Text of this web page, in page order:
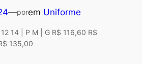
—porem Uniforme
14 | P M | G R$ 116,60 R$
135,00